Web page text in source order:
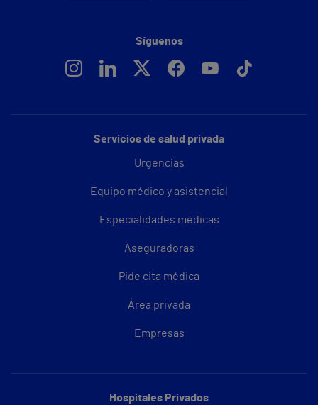
Servicios de salud privada
Urgencias
Equipo médico y asistencial
Especialidades médicas
Aseguradoras
Pide cita médica
Área privada
Empresas
Hospitales Privados
Síguenos